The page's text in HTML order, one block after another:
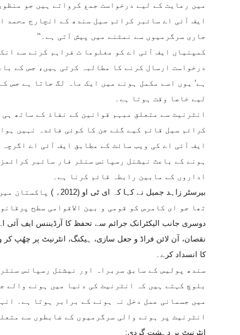
میں رعایت کے لیے درخواست جمع کرواتے ہیں جو
ایف آئی اے سائبر کرائم سیل سندھ کے انچارج محمد
جاری سرگرمیوں سے نمٹنے میں پیش آتی ہے۔‘‘
کمپنیاں ایف آئی اے کو معلوما ت فراہم کرنے سے
درخواست ارسال کرنے کا مطالبہ کرتی ہیں، جس کے
ہے‘ یوں اسے مکمل ہونے میں ایک ماہ لگ جاتا ہے جس
لیے خاصا وقت ہوتا ہے۔
انٹرنیٹ سے متعلق مبہم قوانین کے نفاذ کے ساتھ
کرائم سیل قائم کیے گئے جن کا کوئی فائدہ نہیں
ایف آئی اے کی ویب سائٹ کے مطابق ایف آئی اے
ہونے کے باعث نیشنل رسپانس سنٹر فار سائبر
اداروں کے مابین رابطہ قائم کرنا ہے۔
بیرسٹر زاہد جمیل نے
تھا جو ای کامرس کو قومی و بین الاقوامی سطح
دوسری جانب الیکٹرانک جرائم سے تحفظ کا آرڈیننس ایف آئی
نقصان، آن لائن فراڈ و جعل سازی، ہیکنگ، انٹرنیٹ پر چھُپ کر
کا انسداد کرے۔
سندھ پولیس کے سابق سربراہ اور نیشنل رسپانس
بلوچ کہتے ہیں کہ انٹرنیٹ کی دنیا میں ہونے والے
میں جسمانی عمل دخل نہ ہونے کے برابر ہوتا ہے۔
انٹرنیٹ پر ہونے والی سرگرمیوں کے ضابطوں سے
انٹرنیٹ پر دہشت گردی: